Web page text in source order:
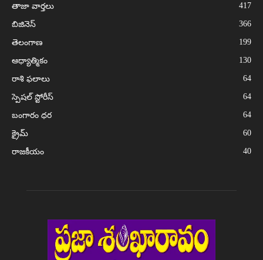
తాజా వార్తలు 417
బిజినెస్ 366
తెలంగాణ 199
ఆధ్యాత్మికం 130
రాశి ఫలాలు 64
స్పెషల్ స్టోరీస్ 64
బంగారం ధర 64
క్రైమ్ 60
రాజకీయం 40